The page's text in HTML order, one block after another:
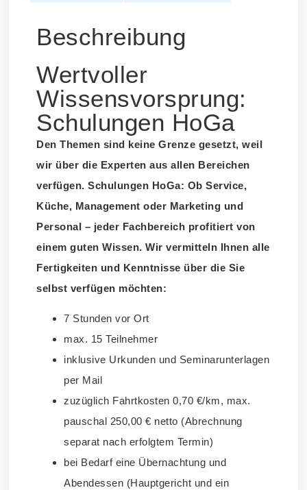
Beschreibung
Wertvoller
Wissensvorsprung:
Schulungen HoGa
Den Themen sind keine Grenze gesetzt, weil
wir über die Experten aus allen Bereichen
verfügen. Schulungen HoGa: Ob Service,
Küche, Management oder Marketing und
Personal – jeder Fachbereich profitiert von
einem guten Wissen. Wir vermitteln Ihnen alle
Fertigkeiten und Kenntnisse über die Sie
selbst verfügen möchten:
7 Stunden vor Ort
max. 15 Teilnehmer
inklusive Urkunden und Seminarunterlagen
per Mail
zuzüglich Fahrtkosten 0,70 €/km, max.
pauschal 250,00 € netto (Abrechnung
separat nach erfolgtem Termin)
bei Bedarf eine Übernachtung und
Abendessen (Hauptgericht und ein